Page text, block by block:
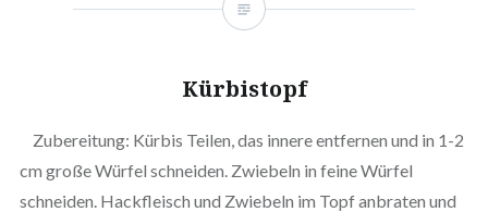
Kürbistopf
Zubereitung: Kürbis Teilen, das innere entfernen und in 1-2
cm große Würfel schneiden. Zwiebeln in feine Würfel
schneiden. Hackfleisch und Zwiebeln im Topf anbraten und